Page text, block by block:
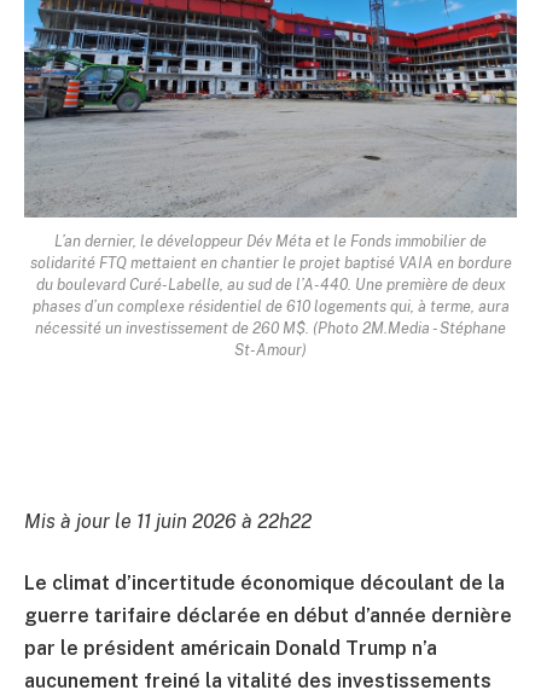
L’an dernier, le développeur Dév Méta et le Fonds immobilier de
solidarité FTQ mettaient en chantier le projet baptisé VAIA en bordure
du boulevard Curé-Labelle, au sud de l’A-440. Une première de deux
phases d’un complexe résidentiel de 610 logements qui, à terme, aura
nécessité un investissement de 260 M$. (Photo 2M.Media - Stéphane
St-Amour)
Mis à jour le 11 juin 2026 à 22h22
Le climat d’incertitude économique découlant de la
guerre tarifaire déclarée en début d’année dernière
par le président américain Donald Trump n’a
aucunement freiné la vitalité des investissements